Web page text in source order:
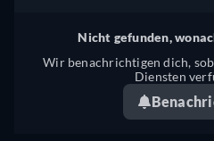
Nicht gefunden,
Wir benachrichtigen dich,
Diensten